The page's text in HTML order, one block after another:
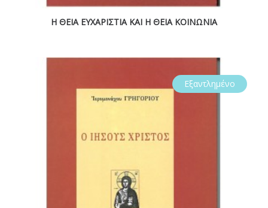
Η ΘΕΙΑ ΕΥΧΑΡΙΣΤΙΑ ΚΑΙ Η ΘΕΙΑ ΚΟΙΝΩΝΙΑ
Εξαντλημένο